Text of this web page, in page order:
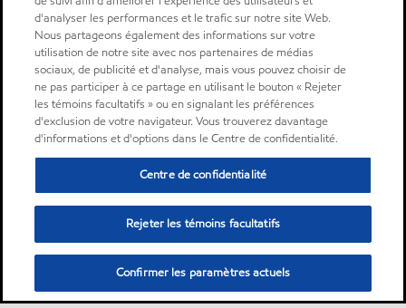
d'analyser les performances et le trafic sur notre site Web.
Nous partageons également des informations sur votre
utilisation de notre site avec nos partenaires de médias
sociaux, de publicité et d'analyse, mais vous pouvez choisir de
ne pas participer à ce partage en utilisant le bouton « Rejeter
les témoins facultatifs » ou en signalant les préférences
d'exclusion de votre navigateur. Vous trouverez davantage
d'informations et d'options dans le Centre de confidentialité.
Centre de confidentialité
Rejeter les témoins facultatifs
Confirmer les paramètres actuels